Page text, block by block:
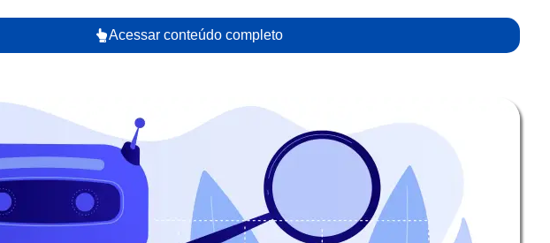
Acessar conteúdo completo